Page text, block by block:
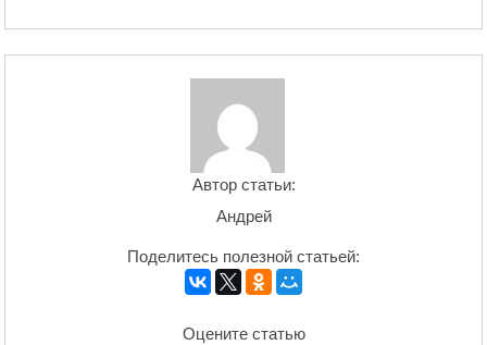
Автор статьи:
Андрей
Поделитесь полезной статьей:
Оцените статью